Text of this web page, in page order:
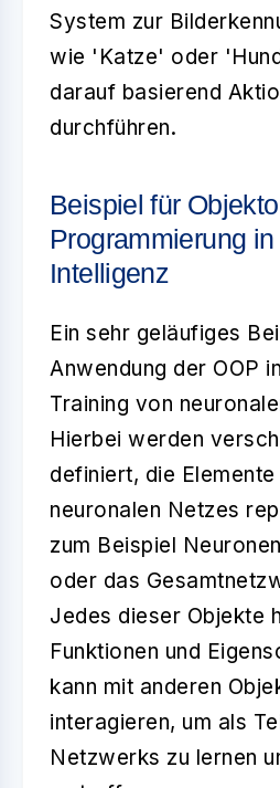
System zur
wie 'Katze' oder
darauf basierend
durchführen.
Beispiel für
Programmierung
Intelligenz
Ein sehr geläufiges
Anwendung der OOP
Training von
Hierbei werden
definiert, die Elemente
neuronalen Netzes
zum Beispiel
oder das
Jedes dieser Objekte
Funktionen und
kann mit anderen
interagieren, um als
Netzwerks zu lernen